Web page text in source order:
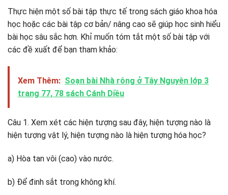
Thực hiện một số bài tập thực tế trong sách giáo khoa hóa
học hoặc các bài tập cơ bản/ nâng cao sẽ giúp học sinh hiểu
bài học sâu sắc hơn. Khỉ muốn tóm tắt một số bài tập với
các đề xuất để bạn tham khảo:
Xem Thêm: Soạn bài Nhà rông ở Tây Nguyên lớp 3
trang 77, 78 sách Cánh Diều
Câu 1. Xem xét các hiện tượng sau đây, hiện tượng nào là
hiện tượng vật lý, hiện tượng nào là hiện tượng hóa học?
a) Hòa tan vôi (cao) vào nước.
b) Để đinh sắt trong không khí.